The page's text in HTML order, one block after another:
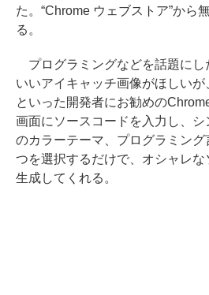
た。“Chrome ウェブストア”から
る。
プログラミングなどを話題にし
いいアイキャッチ画像がほしい
といった開発者にお勧めの
画面にソースコードを入力し、シ
のカラーテーマ、プログラミン
つを選択するだけで、オシャレ
生成してくれる。